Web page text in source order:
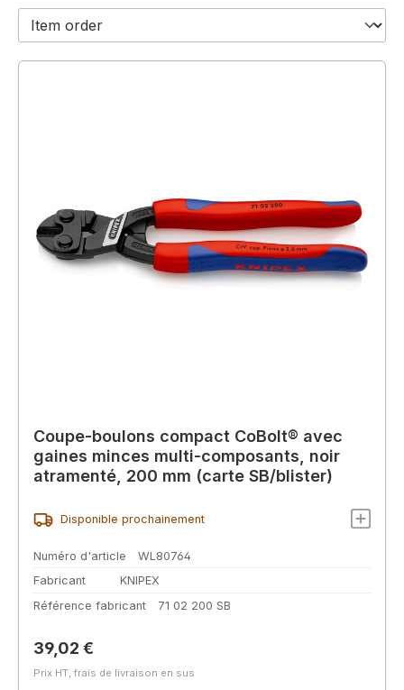
Coupe-boulons compact CoBolt® avec
gaines minces multi-composants, noir
atramenté, 200 mm (carte SB/blister)
Disponible prochainement
Numéro d'article
WL80764
Fabricant
KNIPEX
Référence fabricant
71 02 200 SB
Prix régulier :
39,02 €
Prix HT, frais de livraison en sus